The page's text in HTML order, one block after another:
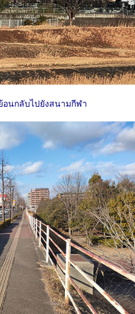
นกลับไปยังสนามกีฬา